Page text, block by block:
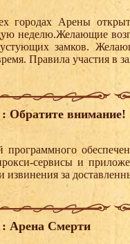
городах Арены
неделю.Желающие
замков.
Правила участия в
: Обратите внимание!
программного
сервисы и
за
: Арена Смерти